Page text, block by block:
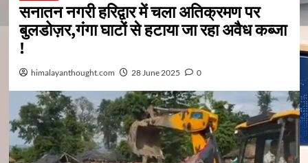
सनातन नगरी हरिद्वार में चला अतिक्रमण पर
बुलडोज़र,गंगा घाटों से हटाया जा रहा अवैध कब्जा
!
himalayanthought.com 28 June 2025 0